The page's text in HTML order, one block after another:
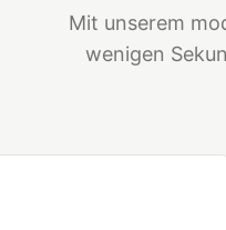
Mit unserem
wenigen